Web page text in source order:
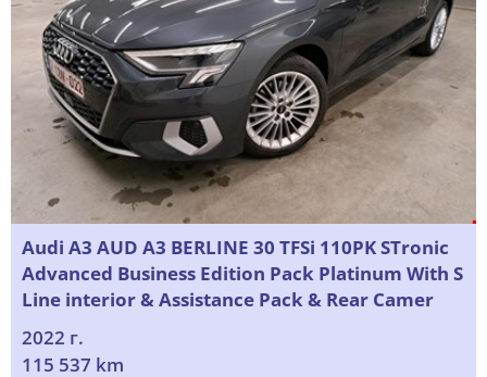
Audi A3 AUD A3 BERLINE 30 TFSi 110PK STronic
Advanced Business Edition Pack Platinum With S
Line interior & Assistance Pack & Rear Camer
2022 г.
115 537 km